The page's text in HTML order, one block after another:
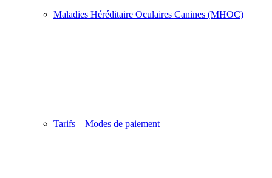
Maladies Héréditaire Oculaires Canines (MHOC)
Tarifs – Modes de paiement